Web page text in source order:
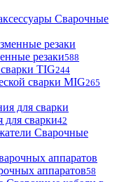
Сварочные
резаки588
TIG244
сварки MIG265
сварки42
Сварочные
аппаратов58